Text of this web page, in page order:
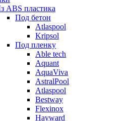
ABS пластика
Под бетон
Atlaspool
Kripsol
Под пленку
Able tech
Aquant
AquaViva
AstralPool
Atlaspool
Bestway
Flexinox
Hayward